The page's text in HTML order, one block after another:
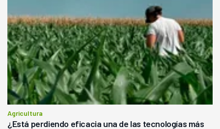
Agricultura
¿Está perdiendo eficacia una de las tecnologías más